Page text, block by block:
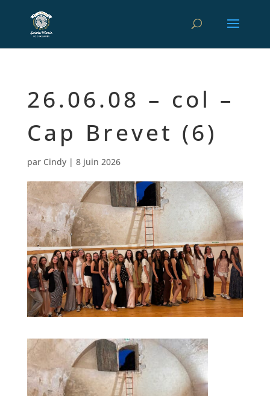
26.06.08 – col –
Cap Brevet (6)
par Cindy| 8 juin 2026